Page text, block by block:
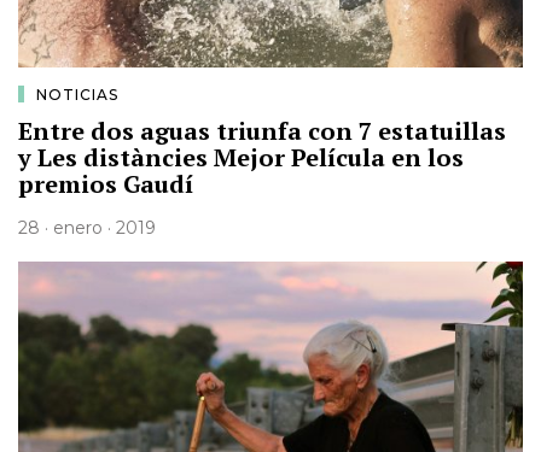
NOTICIAS
Entre dos aguas triunfa con 7 estatuillas
y Les distàncies Mejor Película en los
premios Gaudí
28 · enero · 2019